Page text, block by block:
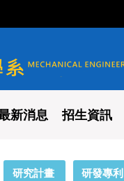
機械工程學系
新消息 招生資訊
研究計畫 研發專利